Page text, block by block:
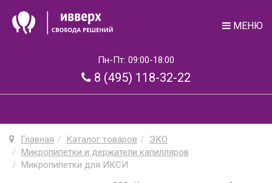
МЕНЮ
Пн-Пт: 09:00-18:00
8 (495) 118-32-22
Главная Каталог товаров
ЭКО
Микропипетки и держатели капилляров
Микропипетки для ИКСИ